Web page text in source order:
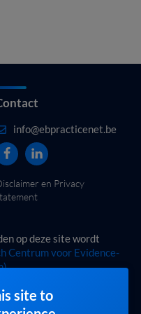
info@ebpracticenet.be
en Privacy
op deze site wordt
Centrum voor Evidence-
site to